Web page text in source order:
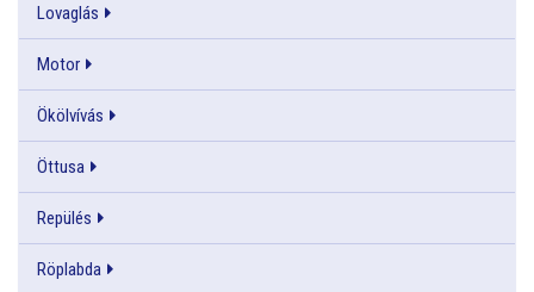
Lovaglás
Motor
Ökölvívás
Öttusa
Repülés
Röplabda